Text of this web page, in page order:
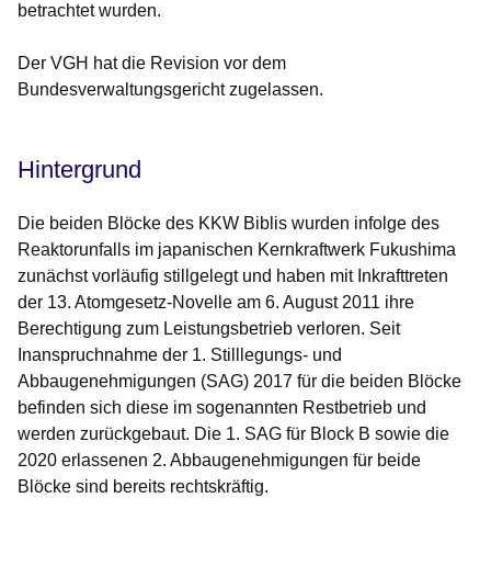
betrachtet wurden.
Der VGH hat die Revision vor dem
Bundesverwaltungsgericht zugelassen.
Hintergrund
Die beiden Blöcke des KKW Biblis wurden infolge des
Reaktorunfalls im japanischen Kernkraftwerk Fukushima
zunächst vorläufig stillgelegt und haben mit Inkrafttreten
der 13. Atomgesetz-Novelle am 6. August 2011 ihre
Berechtigung zum Leistungsbetrieb verloren. Seit
Inanspruchnahme der 1. Stilllegungs- und
Abbaugenehmigungen (SAG) 2017 für die beiden Blöcke
befinden sich diese im sogenannten Restbetrieb und
werden zurückgebaut. Die 1. SAG für Block B sowie die
2020 erlassenen 2. Abbaugenehmigungen für beide
Blöcke sind bereits rechtskräftig.